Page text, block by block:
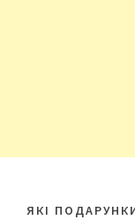
ЯКІ